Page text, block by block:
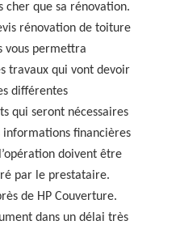
cher que sa rénovation.
rénovation de toiture
vous permettra
travaux qui vont devoir
différentes
qui seront nécessaires
informations financières
doivent être
par le prestataire.
de HP Couverture.
dans un délai très